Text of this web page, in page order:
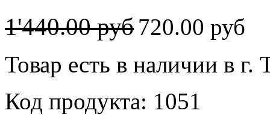
1'440.00 руб 720.00 руб
Товар есть в наличии в г.
Код продукта: 1051